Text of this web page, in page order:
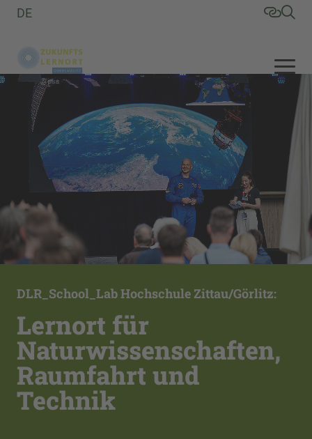
DE
DLR_School_Lab Hochschule Zittau/Görlitz:
Lernort für
Naturwissenschaften,
Raumfahrt und
Technik